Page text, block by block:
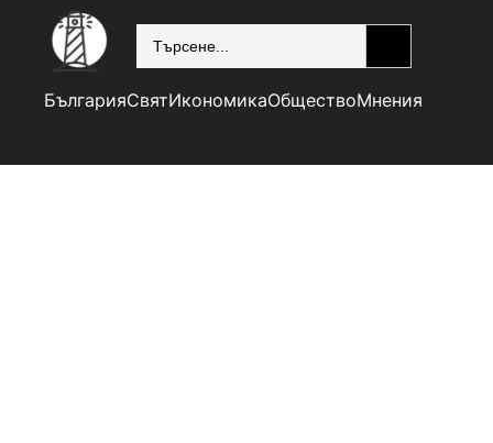
БългарияСвятИкономикаОбществоМнения